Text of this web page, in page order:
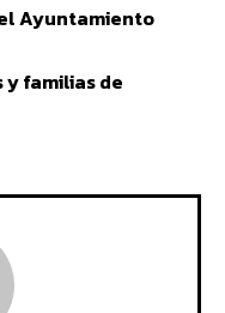
Ayuntamiento
y familias de